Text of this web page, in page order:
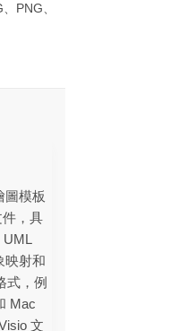
PNG、
圖模板
，具
UML
映射和
式，例
Mac
文